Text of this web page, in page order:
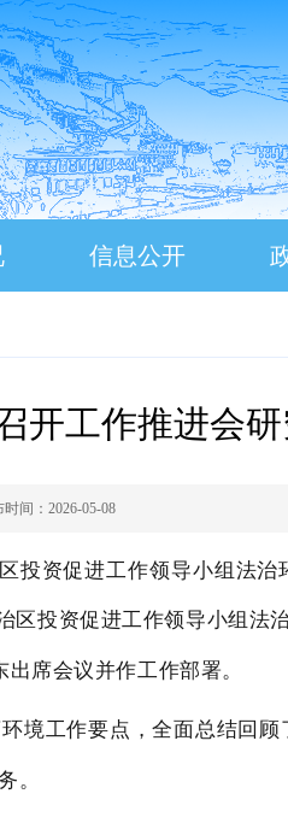
信息公开
开工作推进会
间： 2026-05-08
投资促进工作领导小组法
投资促进工作领导小组法
席会议并作工作部署。
境工作要点，全面总结回
。